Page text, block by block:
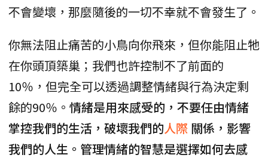
不會變壞，那麼隨後的一切不幸就不會發生了。
你無法阻止痛苦的小鳥向你飛來，但你能阻止牠
在你頭頂築巢；我們也許控制不了前面的
10％，但完全可以透過調整情緒與行為決定剩
餘的90％。 情緒是用來感受的，不要任由情緒
掌控我們的生活，破壞我們的人際 關係，影響
我們的人生。管理情緒的智慧是選擇如何去感